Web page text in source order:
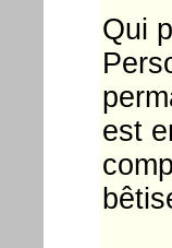
Qui
est